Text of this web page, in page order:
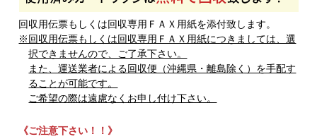
回収用伝票もしくは回収専用ＦＡＸ用紙を添付致します。
※回収用伝票もしくは回収専用ＦＡＸ用紙につきましては、選
択できませんので、ご了承下さい。
また、運送業者による回収便（沖縄県・離島除く）を手配す
ることが可能です。
ご希望の際は遠慮なくお申し付け下さい。
《ご注意下さい！！》